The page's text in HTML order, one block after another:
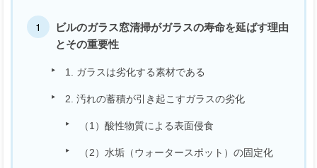
ビルのガラス窓清掃がガラスの寿命を延ばす理由
とその重要性
1. ガラスは劣化する素材である
2. 汚れの蓄積が引き起こすガラスの劣化
（1）酸性物質による表面侵食
（2）水垢（ウォータースポット）の固定化